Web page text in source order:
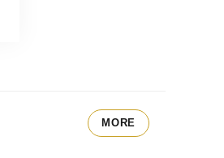
MORE